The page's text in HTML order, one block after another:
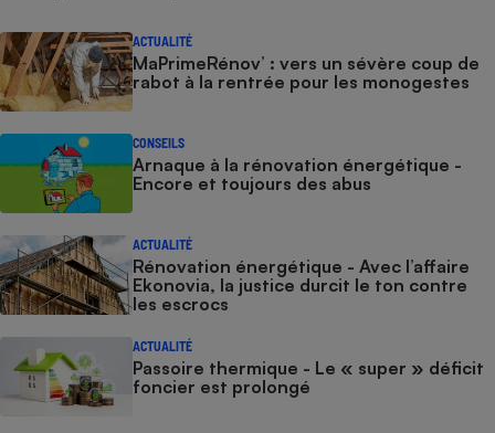
ACTUALITÉ
MaPrimeRénov’ : vers un sévère coup de
rabot à la rentrée pour les monogestes
CONSEILS
Arnaque à la rénovation énergétique -
Encore et toujours des abus
ACTUALITÉ
Rénovation énergétique - Avec l’affaire
Ekonovia, la justice durcit le ton contre
les escrocs
ACTUALITÉ
Passoire thermique - Le « super » déficit
foncier est prolongé